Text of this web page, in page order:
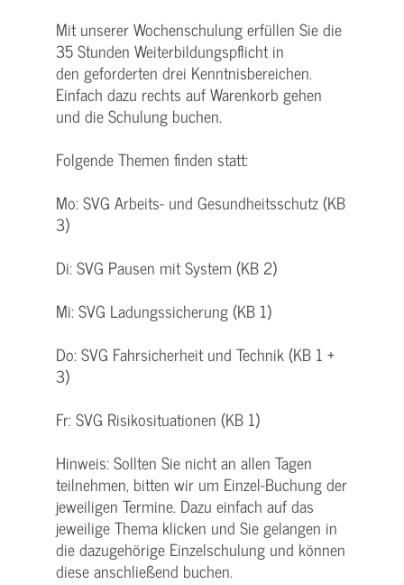
Mit unserer Wochenschulung erfüllen Sie die
35 Stunden Weiterbildungspflicht in
den geforderten drei Kenntnisbereichen.
Einfach dazu rechts auf Warenkorb gehen
und die Schulung buchen.
Folgende Themen finden statt:
Mo: SVG Arbeits- und Gesundheitsschutz (KB
3)
Di: SVG Pausen mit System (KB 2)
Mi: SVG Ladungssicherung (KB 1)
Do: SVG Fahrsicherheit und Technik (KB 1 +
3)
Fr: SVG Risikosituationen (KB 1)
Hinweis: Sollten Sie nicht an allen Tagen
teilnehmen, bitten wir um Einzel-Buchung der
jeweiligen Termine. Dazu einfach auf das
jeweilige Thema klicken und Sie gelangen in
die dazugehörige Einzelschulung und können
diese anschließend buchen.